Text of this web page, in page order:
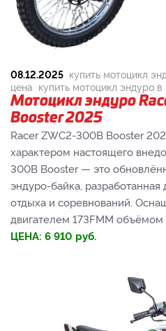
08.12.2025 купить мотоцикл
цена купить мотоцикл эндуро
Мотоцикл эндуро
Booster 2025
Racer ZWC2-300B Booster
характером настоящего
300B Booster — это
эндуро-байка,
отдыха и соревнований.
двигателем 173FMM объёмом
ЦЕНА: 6 910 руб.